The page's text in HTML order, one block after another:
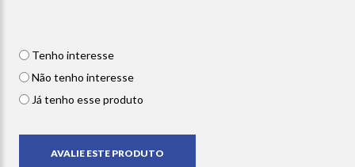
Tenho interesse
Não tenho interesse
Já tenho esse produto